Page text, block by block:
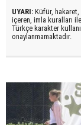
UYARI: Küfür, hakaret,
içeren, imla kuralları ile
Türkçe karakter
onaylanmamaktadır.